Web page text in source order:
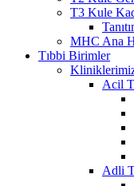
T3 Kule
MHC Ana
Tıbbi Birimler
Acil
Adli